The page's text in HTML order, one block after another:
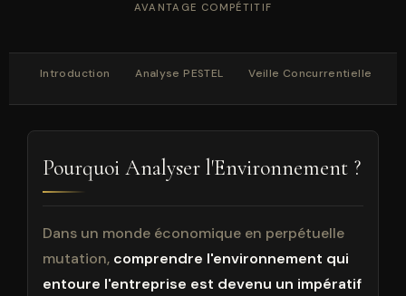
AVANTAGE COMPÉTITIF
Introduction Analyse PESTEL Veille Concurrentielle
Pourquoi Analyser l'Environnement ?
Dans un monde économique en perpétuelle
mutation, comprendre l'environnement qui
entoure l'entreprise est devenu un impératif